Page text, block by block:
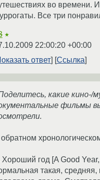
во времени.
Все три
★
22:00:20 +00:00
ответ
Ссылка
какие кино-/
фильмы
Хороший год [A Good
такая, средняя,